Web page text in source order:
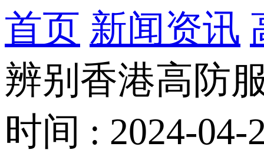
首页 新闻资讯
辨别香港高防
时间 : 2024-04-